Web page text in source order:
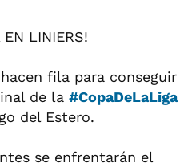
EN LINIERS!
fila para conseguir
de la #CopaDeLaLiga
del Estero.
se enfrentarán el